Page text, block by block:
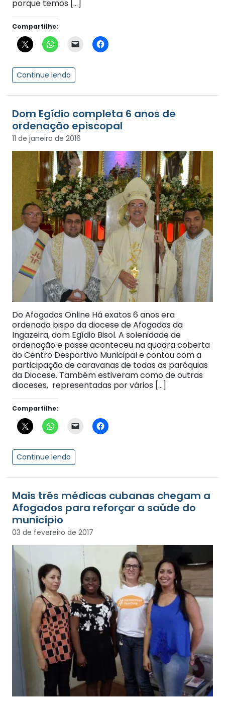
porque temos […]
Compartilhe:
Continue lendo
Dom Egídio completa 6 anos de
ordenação episcopal
11 de janeiro de 2016
Do Afogados Online Há exatos 6 anos era
ordenado bispo da diocese de Afogados da
Ingazeira, dom Egídio Bisol. A solenidade de
ordenação e posse aconteceu na quadra coberta
do Centro Desportivo Municipal e contou com a
participação de caravanas de todas as paróquias
da Diocese. Também estiveram como de outras
dioceses, representadas por vários […]
Compartilhe:
Continue lendo
Mais três médicas cubanas chegam a
Afogados para reforçar a saúde do
município
03 de fevereiro de 2017